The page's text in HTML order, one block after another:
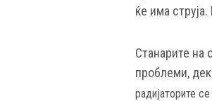
ќе има
Станарите на
проблеми,
радијаторите